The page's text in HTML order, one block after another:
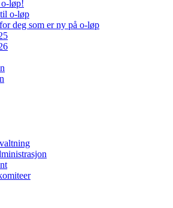
løp!
o-løp
deg som er ny på o-løp